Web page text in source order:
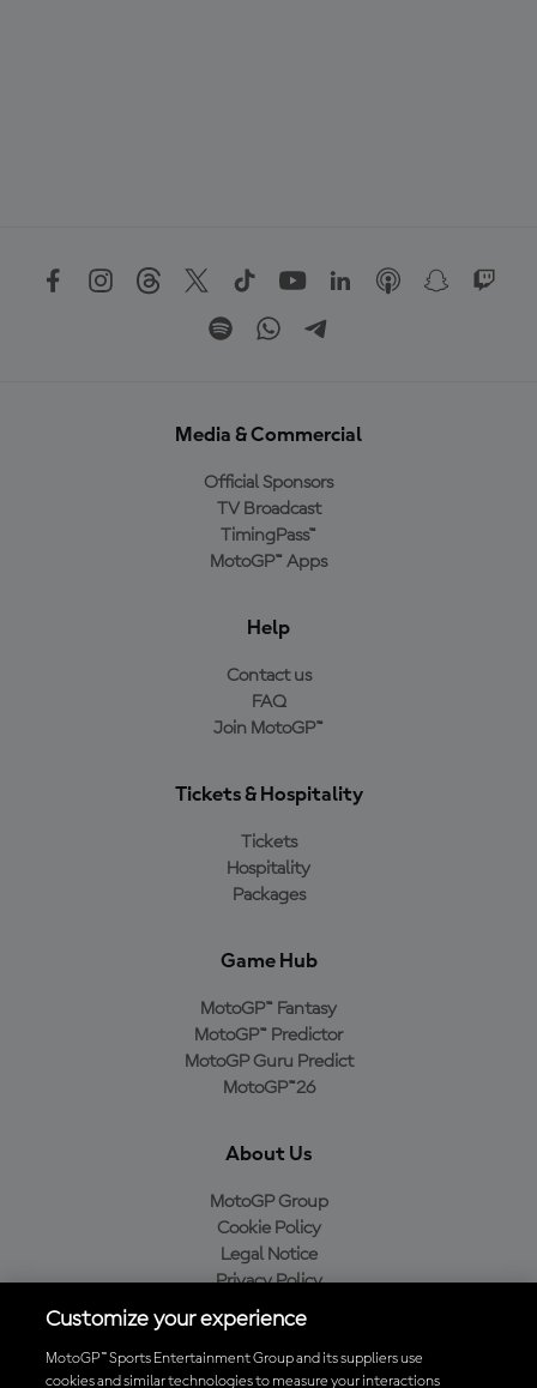
Media & Commercial
Official Sponsors
TV Broadcast
TimingPass™
MotoGP™ Apps
Help
Contact us
FAQ
Join MotoGP™
Tickets & Hospitality
Tickets
Hospitality
Packages
Game Hub
MotoGP™ Fantasy
MotoGP™ Predictor
MotoGP Guru Predict
MotoGP™26
About Us
MotoGP Group
Cookie Policy
Legal Notice
Privacy Policy
Purchase Policy
Customize your experience
MotoGP™ Sports Entertainment Group and its suppliers use
cookies and similar technologies to measure your interactions